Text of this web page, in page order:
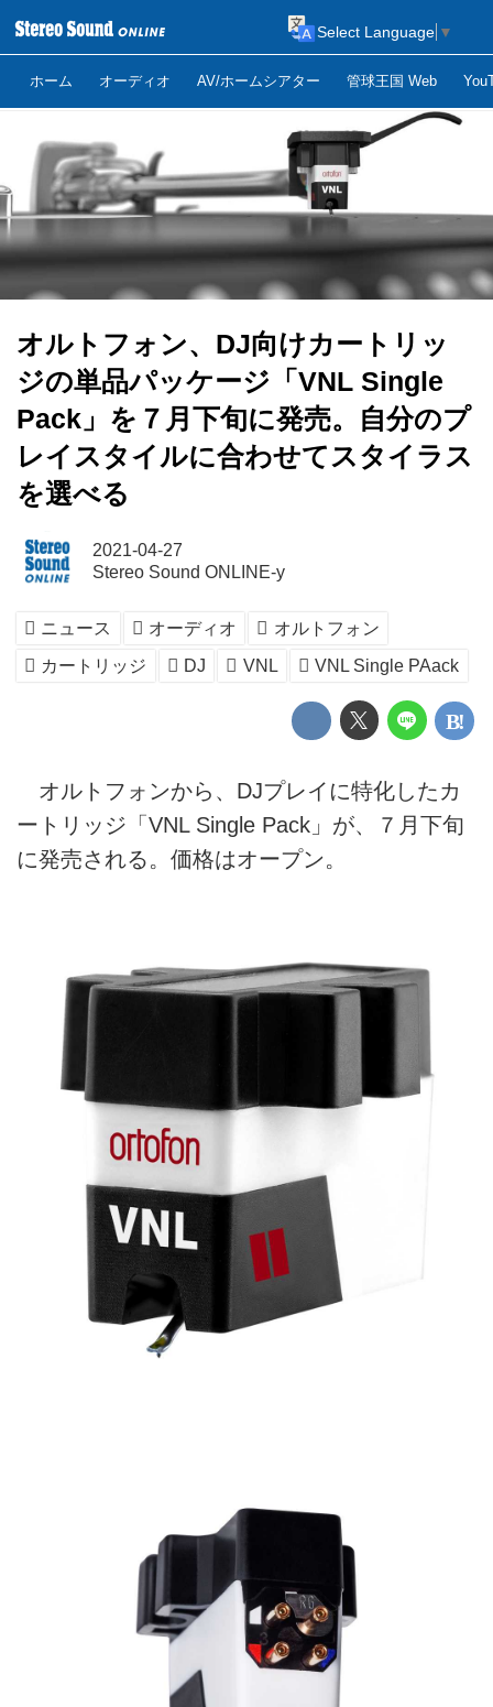
ホーム オーディオ AV/ホームシアター 管球王国 Web
Select Language ▼
オルトフォン、DJ向けカートリッ
ジの単品パッケージ「VNL Single
Pack」を７月下旬に発売。自分のプ
レイスタイルに合わせてスタイラス
を選べる
2021-04-27
Stereo Sound ONLINE-y
ニュース オーディオ
オルトフォン
カートリッジ
DJ VNL VNL Single PAack
オルトフォンから、DJプレイに特化したカ
ートリッジ「VNL Single Pack」が、７月下旬
に発売される。価格はオープン。